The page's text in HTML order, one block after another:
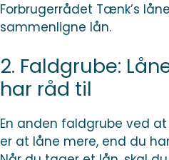
Forbrugerrådet Tænk’s
sammenligne lån.
2. Faldgrube:
har råd til
En anden faldgrube ved
er at låne mere, end du